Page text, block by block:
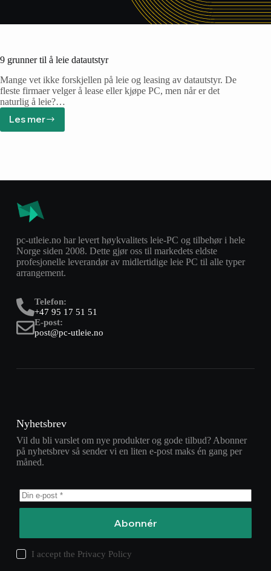
9 grunner til å leie datautstyr
Mange vet ikke forskjellen på leie og leasing av datautstyr. De
fleste firmaer velger å lease eller kjøpe PC, men når er det
naturlig å leie?…
Les mer
pc-utleie.no har levert høykvalitets leie-PC og tilbehør i hele
Norge siden 2008. Dette gjør oss til markedets eldste
profesjonelle leverandør av midlertidige leie PC til alle typer
arrangement.
Telefon:
+47 95 17 51 51
E-post:
post@pc-utleie.no
Nyhetsbrev
Vil du bli varslet om nye produkter og gode tilbud? Abonner
på nyhetsbrev så sender vi en liten e-post maks én gang per
måned.
Abonnér
I accept the Privacy Policy